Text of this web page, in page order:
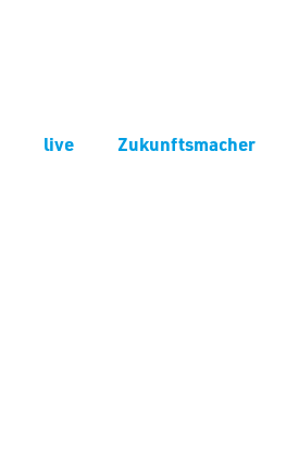
live Zukunftsmacher